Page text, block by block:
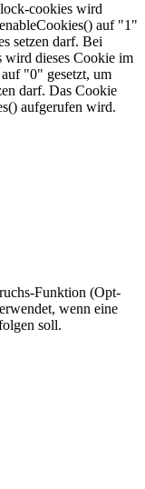
cookies wird
auf "1"
setzen darf. Bei
wird dieses Cookie im
"0" gesetzt, um
darf. Das Cookie
aufgerufen wird.
Funktion (Opt-
wenn eine
soll.